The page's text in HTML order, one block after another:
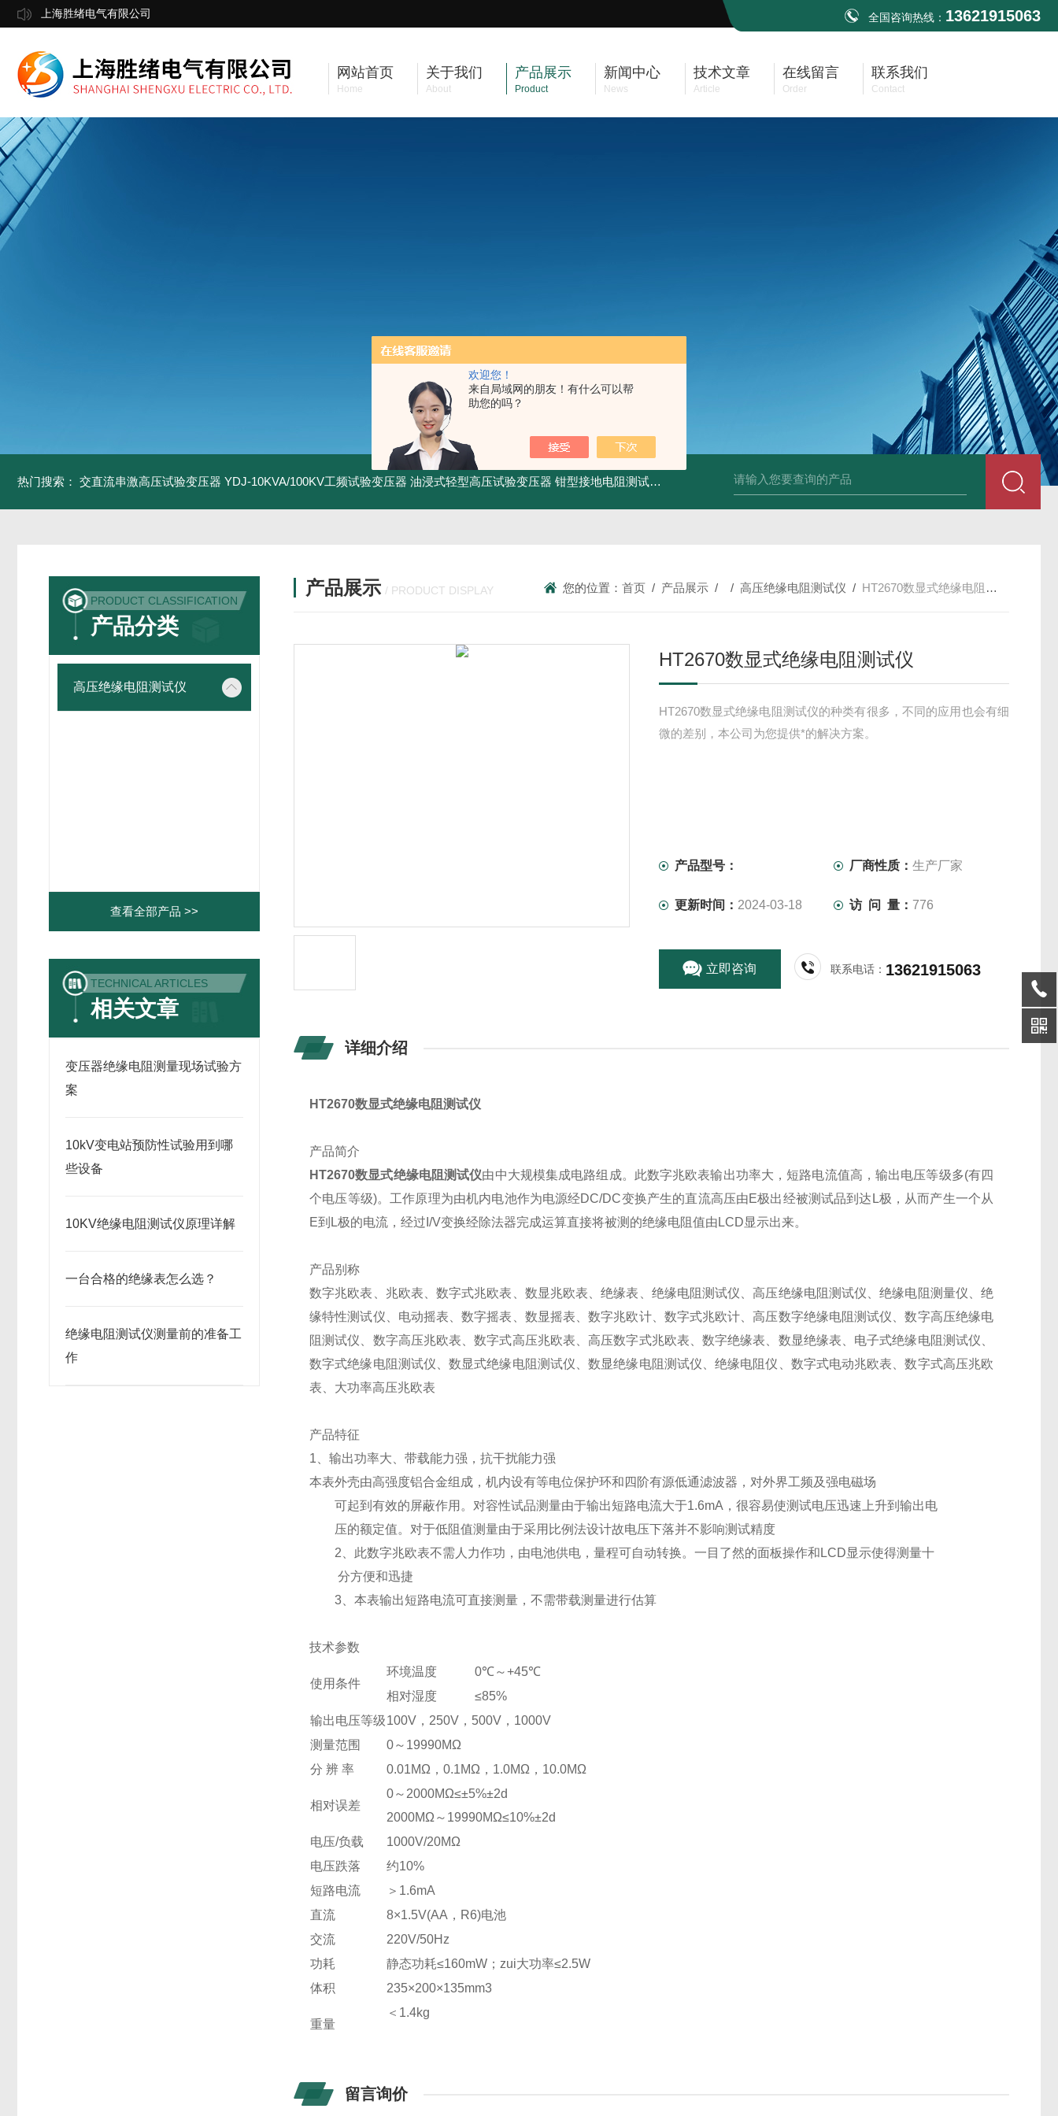
欢迎您！
来自局域网的朋友！有什么可以帮
助您的吗？
上海胜绪电气有限公司 全国咨询热线： 13621915063
网站首页
Home
关于我们
About
产品展示
Product
新闻中心
News
技术文章
Article
在线留言
Order
联系我们
Contact
热门搜索： 交直流串激高压试验变压器 YDJ-10KVA/100KV工频试验变压器 油浸式轻型高压试验变压器 钳型接地电阻测试仪 KDCR4400双钳相位伏安表 ML12A手持式相位伏安表 SMG2000E钳形相位
PRODUCT CLASSIFICATION
产品分类
高压绝缘电阻测试仪
查看全部产品 >>
TECHNICAL ARTICLES
相关文章
变压器绝缘电阻测量现场试验方
案
10kV变电站预防性试验用到哪
些设备
10KV绝缘电阻测试仪原理详解
一台合格的绝缘表怎么选？
绝缘电阻测试仪测量前的准备工
作
产品展示 / PRODUCT DISPLAY 您的位置：首页 / 产品展示 / /高压绝缘电阻测试仪 / HT2670数显式绝缘电阻测试仪
HT2670数显式绝缘电阻测试仪
HT2670数显式绝缘电阻测试仪的种类有很多，不同的应用也会有细
微的差别，本公司为您提供*的解决方案。
产品型号： 厂商性质：生产厂家
更新时间： 2024-03-18 访 问 量： 776
立即咨询 联系电话： 13621915063
详细介绍
HT2670数显式绝缘电阻测试仪
产品简介
HT2670数显式绝缘电阻测试仪由中大规模集成电路组成。此数字兆欧表输出功率大，短路电流值高，输出电压等级多(有四
个电压等级)。工作原理为由机内电池作为电源经DC/DC变换产生的直流高压由E极出经被测试品到达L极，从而产生一个从
E到L极的电流，经过I/V变换经除法器完成运算直接将被测的绝缘电阻值由LCD显示出来。
产品别称
数字兆欧表、兆欧表、数字式兆欧表、数显兆欧表、绝缘表、绝缘电阻测试仪、高压绝缘电阻测试仪、绝缘电阻测量仪、绝
缘特性测试仪、电动摇表、数字摇表、数显摇表、数字兆欧计、数字式兆欧计、高压数字绝缘电阻测试仪、数字高压绝缘电
阻测试仪、数字高压兆欧表、数字式高压兆欧表、高压数字式兆欧表、数字绝缘表、数显绝缘表、电子式绝缘电阻测试仪、
数字式绝缘电阻测试仪、数显式绝缘电阻测试仪、数显绝缘电阻测试仪、绝缘电阻仪、数字式电动兆欧表、数字式高压兆欧
表、大功率高压兆欧表
产品特征
1、输出功率大、带载能力强，抗干扰能力强
本表外壳由高强度铝合金组成，机内设有等电位保护环和四阶有源低通滤波器，对外界工频及强电磁场
可起到有效的屏蔽作用。对容性试品测量由于输出短路电流大于1.6mA，很容易使测试电压迅速上升到输出电
压的额定值。对于低阻值测量由于采用比例法设计故电压下落并不影响测试精度
2、此数字兆欧表不需人力作功，由电池供电，量程可自动转换。一目了然的面板操作和LCD显示使得测量十
分方便和迅捷
3、本表输出短路电流可直接测量，不需带载测量进行估算
技术参数
使用条件
环境温度
0℃～+45℃
相对湿度
≤85%
输出电压等级100V，250V，500V，1000V
测量范围
0～19990MΩ
分 辨 率
0.01MΩ，0.1MΩ，1.0MΩ，10.0MΩ
相对误差
0～2000MΩ≤±5%±2d
2000MΩ～19990MΩ≤10%±2d
电压/负载
1000V/20MΩ
电压跌落
约10%
短路电流
＞1.6mA
直流
8×1.5V(AA，R6)电池
交流
220V/50Hz
功耗
静态功耗≤160mW；zui大功率≤2.5W
体积
235×200×135mm3
重量
＜1.4kg
留言询价